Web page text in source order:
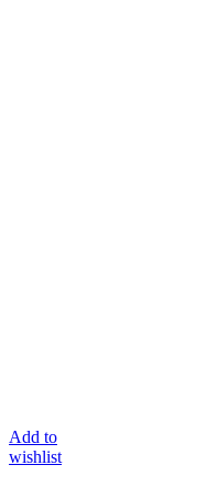
Add to
wishlist